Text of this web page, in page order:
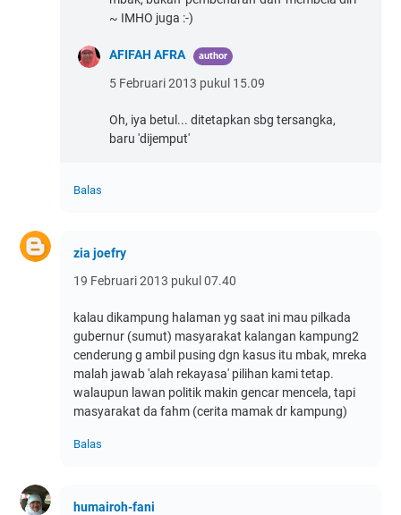
~ IMHO juga :-)
AFIFAH AFRA
5 Februari 2013 pukul 15.09
Oh, iya betul... ditetapkan sbg tersangka,
baru 'dijemput'
Balas
zia joefry
19 Februari 2013 pukul 07.40
kalau dikampung halaman yg saat ini mau pilkada
gubernur (sumut) masyarakat kalangan kampung2
cenderung g ambil pusing dgn kasus itu mbak, mreka
malah jawab 'alah rekayasa' pilihan kami tetap.
walaupun lawan politik makin gencar mencela, tapi
masyarakat da fahm (cerita mamak dr kampung)
Balas
humairoh-fani